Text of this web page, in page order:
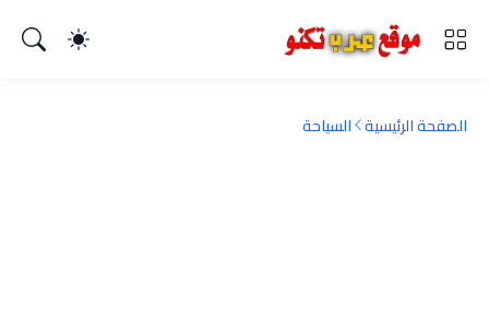
الصفحة الرئيسية السياحة